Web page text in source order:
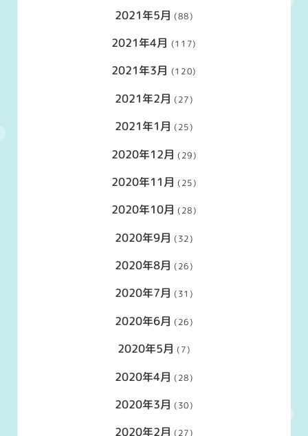
2021年5月 (88)
2021年4月 (117)
2021年3月 (120)
2021年2月 (27)
2021年1月 (25)
2020年12月 (29)
2020年11月 (25)
2020年10月 (28)
2020年9月 (32)
2020年8月 (26)
2020年7月 (31)
2020年6月 (26)
2020年5月 (7)
2020年4月 (28)
2020年3月 (30)
2020年2月 (27)